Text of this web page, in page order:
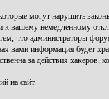
могут нарушить
к вашему немедленному
тем, что администраторы
вами информация будет
за действия хакеров,
на сайт.